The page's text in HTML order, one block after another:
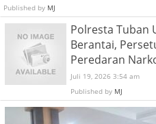
Published by MJ
Polresta Tuban
Berantai,
Peredaran
Juli 19, 2026 3:54 am
Published by MJ